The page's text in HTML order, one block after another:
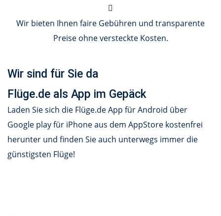
Wir bieten Ihnen faire Gebühren und transparente
Preise ohne versteckte Kosten.
Wir sind für Sie da
Flüge.de als App im Gepäck
Laden Sie sich die Flüge.de App für Android über
Google play für iPhone aus dem AppStore kostenfrei
herunter und finden Sie auch unterwegs immer die
günstigsten Flüge!